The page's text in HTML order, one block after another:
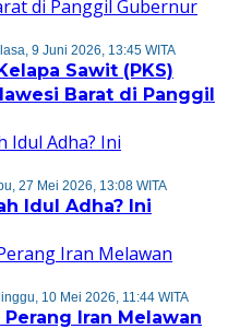
9 Juni 2026, 13:45 WITA
Sawit (PKS)
Barat di Panggil
27 Mei 2026, 13:08 WITA
Idul Adha? Ini
10 Mei 2026, 11:44 WITA
Iran Melawan